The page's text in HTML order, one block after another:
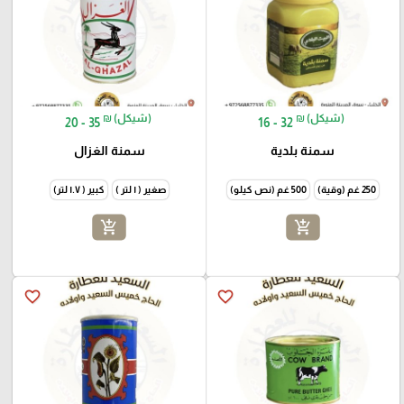
16 - 32 ₪ (شيكل)
سمنة بلدية
250 غم (وقية) 500 غم (نص كيلو)
add_shopping_cart
20 - 35 ₪ (شيكل)
سمنة الغزال
صغير ( ١ لتر ) كبير ( ١.٧ لتر)
add_shopping_cart
favorite_border
favorite_border